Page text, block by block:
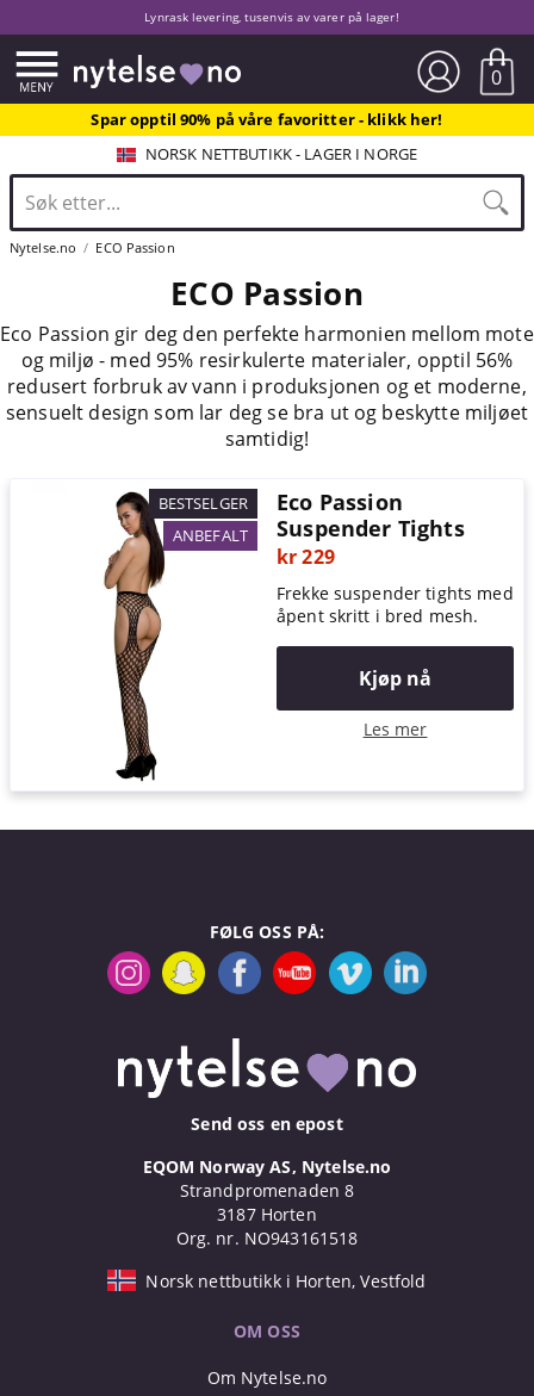
Lynrask levering, tusenvis av varer på lager!
0
Spar opptil 90% på våre favoritter - klikk her!
NORSK NETTBUTIKK - LAGER I NORGE
Nytelse.no ECO Passion
ECO Passion
Eco Passion gir deg den perfekte harmonien mellom mote
og miljø - med 95% resirkulerte materialer, opptil 56%
redusert forbruk av vann i produksjonen og et moderne,
sensuelt design som lar deg se bra ut og beskytte miljøet
samtidig!
BESTSELGER
ANBEFALT
Eco Passion
Suspender Tights
kr 229
Frekke suspender tights med
åpent skritt i bred mesh.
Kjøp nå
Les mer
FØLG OSS PÅ:
Send oss en epost
EQOM Norway AS, Nytelse.no
Strandpromenaden 8
3187 Horten
Org. nr. NO943161518
Norsk nettbutikk i Horten, Vestfold
OM OSS
Om Nytelse.no